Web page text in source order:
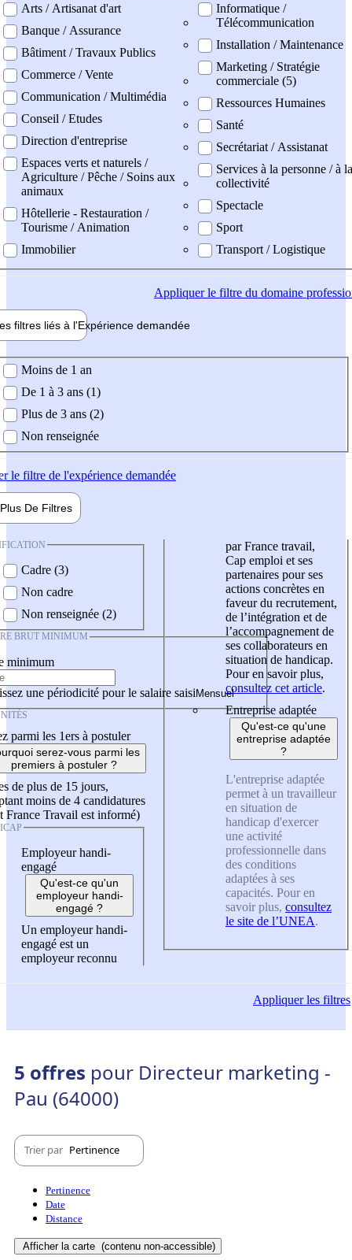
Arts / Artisanat d'art
Banque / Assurance
Bâtiment / Travaux Publics
Commerce / Vente
Communication / Multimédia
Conseil / Etudes
Direction d'entreprise
Espaces verts et naturels /
Agriculture / Pêche / Soins aux
animaux
Hôtellerie - Restauration /
Tourisme / Animation
Immobilier
Informatique /
Télécommunication
Installation / Maintenance
Marketing / Stratégie
commerciale (5)
Ressources Humaines
Santé
Secrétariat / Assistanat
Services à la personne / à la
collectivité
Spectacle
Sport
Transport / Logistique
Appliquerle filtre du domaine
filtres liés à l'Expérience demandée
demandée
Moins de 1 an
De 1 à 3 ans (1)
Plus de 3 ans (2)
Non renseignée
le filtre de l'expérience demandée
Plus De Filtres
Cadre (3)
Non cadre
Non renseignée (2)
BRUT MINIMUM
minimum
une périodicité pour le salaire saisi
parmi les 1ers à postuler
serez-vous parmi les
premiers à postuler ?
de plus de 15 jours,
moins de 4 candidatures
France Travail est informé)
Employeur handi-
engagé
Qu'est-ce qu'un
employeur handi-
engagé ?
Un employeur handi-
engagé est un
employeur reconnu
par France travail,
Cap emploi et ses
partenaires pour ses
actions concrètes en
faveur du recrutement,
de l’intégration et de
l’accompagnement de
ses collaborateurs en
situation de handicap.
Pour en savoir plus,
consultez cet article.
Entreprise adaptée
Qu'est-ce qu'une
entreprise adaptée
?
L'entreprise adaptée
permet à un travailleur
en situation de
handicap d'exercer
une activité
professionnelle dans
des conditions
adaptées à ses
capacités. Pour en
savoir plus, consultez
le site de l’UNEA.
Appliquerles filtres
5 offres pour Directeur marketing -
Pau (64000)
Trier par Pertinence
Pertinence
Date
Distance
Afficher la carte (contenu non-accessible)